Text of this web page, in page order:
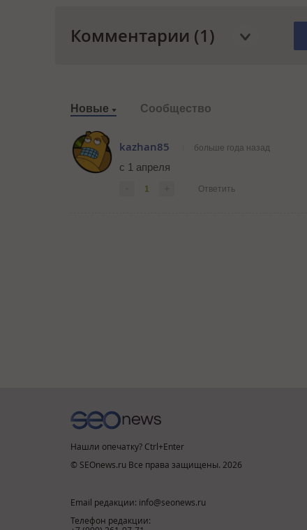
Комментарии (1)
Новые Сообщество
kazhan85 больше года назад
с 1 апреля
1 Ответить
Нашли опечатку? Ctrl+Enter
© SEOnews.ru Все права защищены. 2026
Email редакции: info@seonews.ru
Телефон редакции: